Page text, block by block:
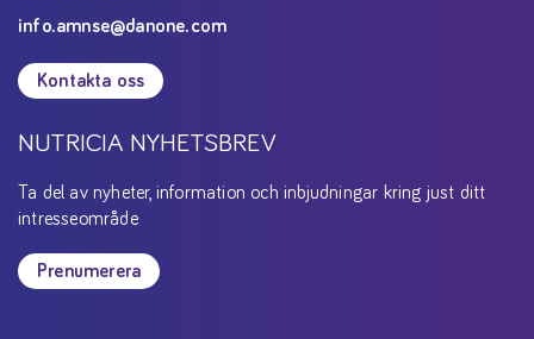
info.amnse@danone.com
Kontakta oss
NUTRICIA NYHETSBREV
Ta del av nyheter, information och inbjudningar kring just ditt
intresseområde
Prenumerera